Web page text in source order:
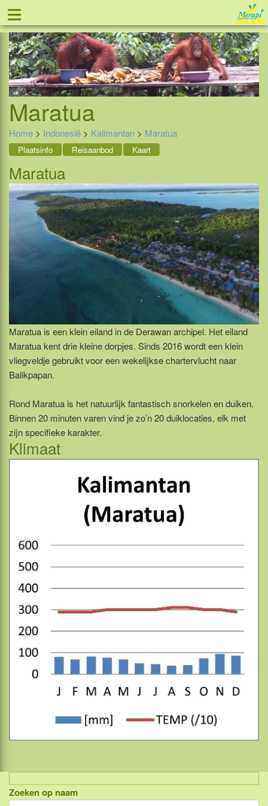
≡ Tel: 088 - 81 11 999
Maratua
Home > Indonesië > Kalimantan > Maratua
Plaatsinfo Reisaanbod Kaart
Maratua
Maratua is een klein eiland in de Derawan archipel. Het eiland
Maratua kent drie kleine dorpjes. Sinds 2016 wordt een klein
vliegveldje gebruikt voor een wekelijkse chartervlucht naar
Balikpapan.
Rond Maratua is het natuurlijk fantastisch snorkelen en duiken.
Binnen 20 minuten varen vind je zo’n 20 duiklocaties, elk met
zijn specifieke karakter.
Klimaat
Indonesië, eilandcombinaties
Zoeken op naam